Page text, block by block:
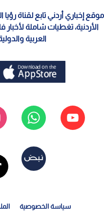
موقع إخباري أردني تابع لقناة رؤيا
الأردنية، تغطيات شاملة
العربية
سياسة الخصوصية